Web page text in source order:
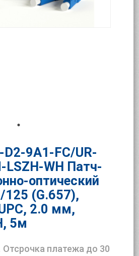
D2-9A1-FC/UR-
LSZH-WH Патч-
оптический
(G.657),
2.0 мм,
5м
Отсрочка платежа до 30